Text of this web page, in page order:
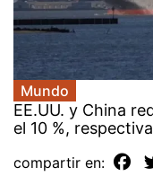
Mundo
EE.UU. y China
el 10 %,
compartir en: